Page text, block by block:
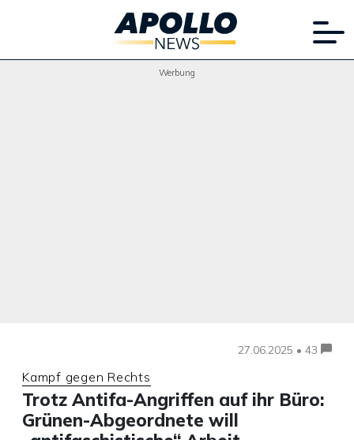
Werbung
27.06.2025 • 43
Kampf gegen Rechts
Trotz Antifa-Angriffen auf ihr Büro:
Grünen-Abgeordnete will